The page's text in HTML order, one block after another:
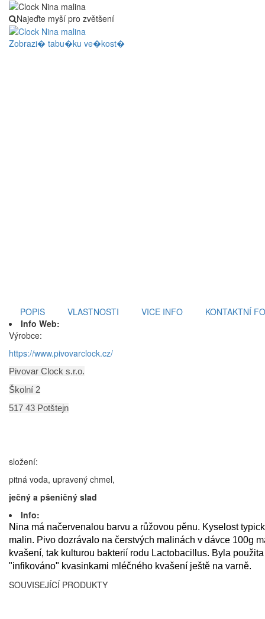
Najeďte myší pro zvětšení
Zobrazi� tabu�ku ve�kost�
POPIS
VLASTNOSTI VICE INFO
KONTAKTNÍ
Info Web:
Výrobce:
https://www.pivovarclock.cz/
Pivovar Clock s.r.o.
Školní 2
517 43 Potštejn
složení:
pitná voda, upravený chmel,
ječný a pšeničný slad
Info:
Nina má načervenalou barvu a růžovou pěnu. Kyselost
malin. Pivo dozrávalo na čerstvých malinách v dávce 100g
kvašení, tak kulturou bakterií rodu Lactobacillus. Byla
"infikováno" kvasinkami mléčného kvašení ještě na varně.
SOUVISEJÍCÍ PRODUKTY